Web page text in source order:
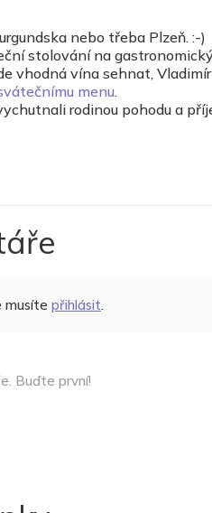
nebo třeba Plzeň. :-)
stolování na
vhodná vína sehnat,
menu.
rodinou pohodu a
musíte přihlásit.
Buďte první!